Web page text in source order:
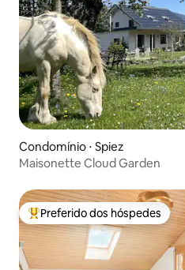
Condomínio ⋅ Spiez
Maisonette Cloud Garden
Entre os melhores preferidos
Preferido dos hóspedes